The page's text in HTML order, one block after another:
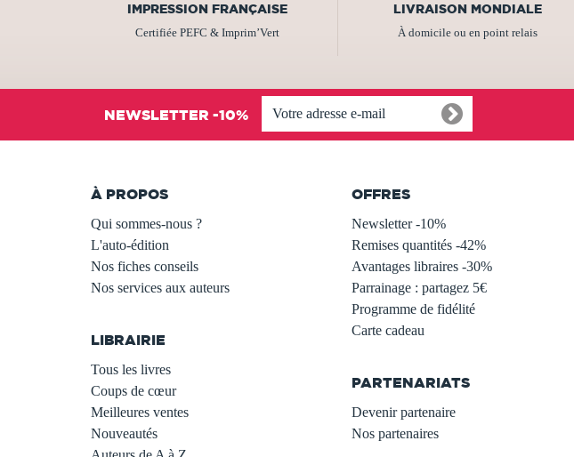
IMPRESSION FRANÇAISE
Certifiée PEFC & Imprim’Vert
LIVRAISON MONDIALE
À domicile ou en point relais
NEWSLETTER -10%
À PROPOS
Qui sommes-nous ?
L'auto-édition
Nos fiches conseils
Nos services aux auteurs
LIBRAIRIE
Tous les livres
Coups de cœur
Meilleures ventes
Nouveautés
OFFRES
Newsletter -10%
Remises quantités -42%
Avantages libraires -30%
Parrainage : partagez 5€
Programme de fidélité
Carte cadeau
PARTENARIATS
Devenir partenaire
Nos partenaires